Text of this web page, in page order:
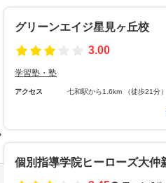
グリーンエイジ星見ヶ丘校
3.00
学習塾・塾
アクセス 七和駅から1.6km （徒歩21分）
個別指導学院ヒーローズ大仲